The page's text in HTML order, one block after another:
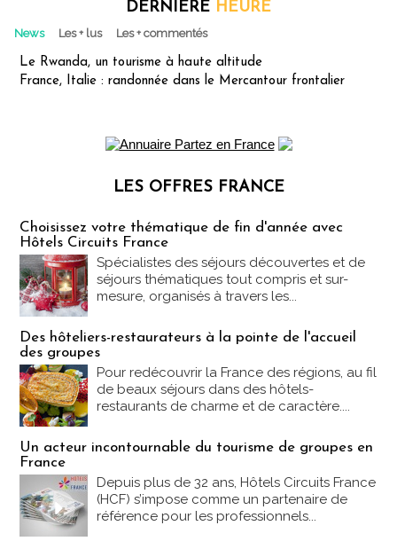
DERNIÈRE HEURE
News Les + lus Les + commentés
Le Rwanda, un tourisme à haute altitude
France, Italie : randonnée dans le Mercantour frontalier
LES OFFRES FRANCE
Choisissez votre thématique de fin d'année avec
Hôtels Circuits France
Spécialistes des séjours découvertes et de
séjours thématiques tout compris et sur-
mesure, organisés à travers les...
Des hôteliers-restaurateurs à la pointe de l'accueil
des groupes
Pour redécouvrir la France des régions, au fil
de beaux séjours dans des hôtels-
restaurants de charme et de caractère....
Un acteur incontournable du tourisme de groupes en
France
Depuis plus de 32 ans, Hôtels Circuits France
(HCF) s’impose comme un partenaire de
référence pour les professionnels...